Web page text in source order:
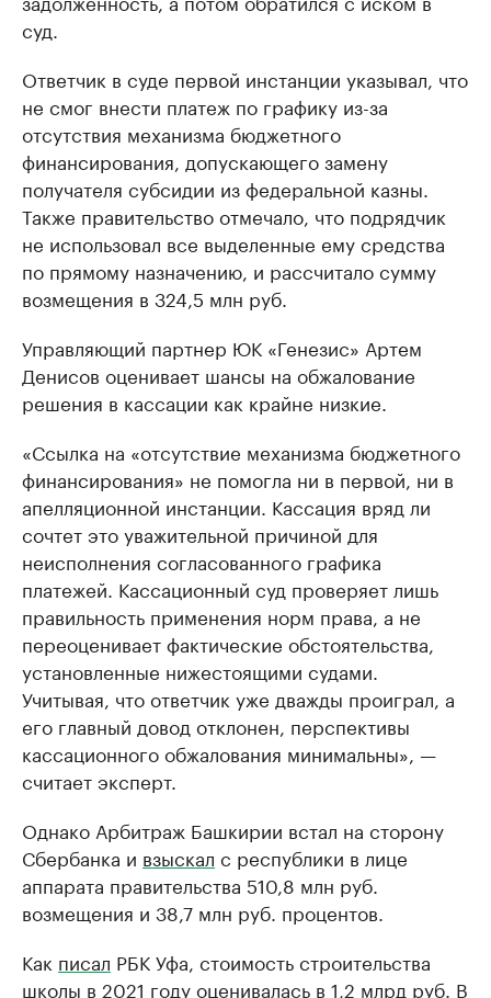
суд.
Ответчик в суде первой инстанции указывал, что
не смог внести платеж по графику из-за
отсутствия механизма бюджетного
финансирования, допускающего замену
получателя субсидии из федеральной казны.
Также правительство отмечало, что подрядчик
не использовал все выделенные ему средства
по прямому назначению, и рассчитало сумму
возмещения в 324,5 млн руб.
Управляющий партнер ЮК «Генезис» Артем
Денисов оценивает шансы на обжалование
решения в кассации как крайне низкие.
«Ссылка на «отсутствие механизма бюджетного
финансирования» не помогла ни в первой, ни в
апелляционной инстанции. Кассация вряд ли
сочтет это уважительной причиной для
неисполнения согласованного графика
платежей. Кассационный суд проверяет лишь
правильность применения норм права, а не
переоценивает фактические обстоятельства,
установленные нижестоящими судами.
Учитывая, что ответчик уже дважды проиграл, а
его главный довод отклонен, перспективы
кассационного обжалования минимальны», —
считает эксперт.
Однако Арбитраж Башкирии встал на сторону
Сбербанка и взыскал с республики в лице
аппарата правительства 510,8 млн руб.
возмещения и 38,7 млн руб. процентов.
Как писал РБК Уфа, стоимость строительства
школы в 2021 году оценивалась в 1,2 млрд руб. В